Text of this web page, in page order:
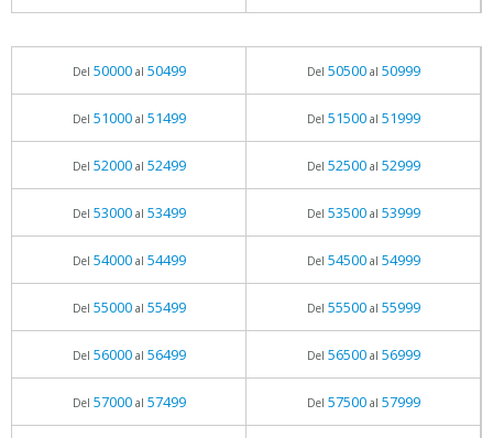
Del 50000al 50499 Del 50500al 50999
Del 51000al 51499 Del 51500al 51999
Del 52000al 52499 Del 52500al 52999
Del 53000al 53499 Del 53500al 53999
Del 54000al 54499 Del 54500al 54999
Del 55000al 55499 Del 55500al 55999
Del 56000al 56499 Del 56500al 56999
Del 57000al 57499 Del 57500al 57999